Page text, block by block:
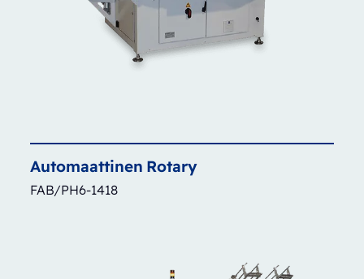
Automaattinen Rotary
FAB/PH6-1418